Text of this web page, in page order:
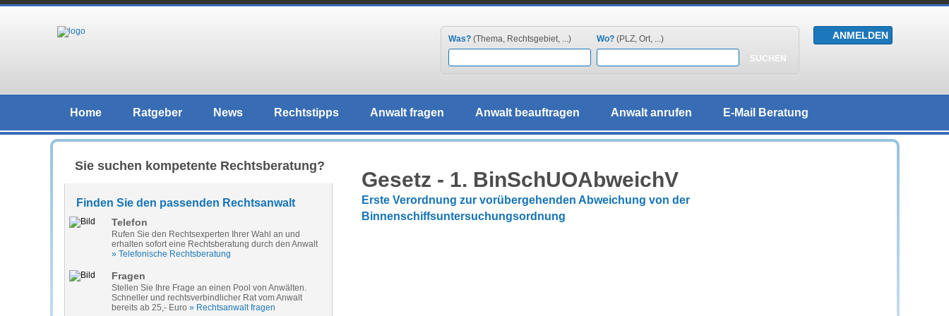
Was? (Thema, Rechtsgebiet, ...) Wo? (PLZ, Ort, ...)
Home Ratgeber News Rechtstipps Anwalt fragen Anwalt beauftragen Anwalt anrufen E-Mail Beratung
Sie suchen kompetente Rechtsberatung?
Finden Sie den passenden Rechtsanwalt
Telefon
Rufen Sie den Rechtsexperten Ihrer Wahl an und
erhalten sofort eine Rechtsberatung durch den Anwalt
» Telefonische Rechtsberatung
Fragen
Stellen Sie Ihre Frage an einen Pool von Anwälten.
Schneller und rechtsverbindlicher Rat vom Anwalt
bereits ab 25,- Euro » Rechtsanwalt fragen
Gesetz - 1. BinSchUOAbweichV
Erste Verordnung zur vorübergehenden Abweichung von der
Binnenschiffsuntersuchungsordnung